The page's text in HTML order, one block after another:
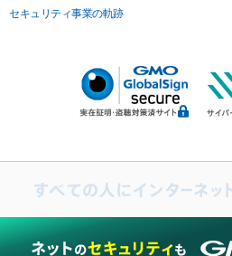
セキュリティ事業の軌跡